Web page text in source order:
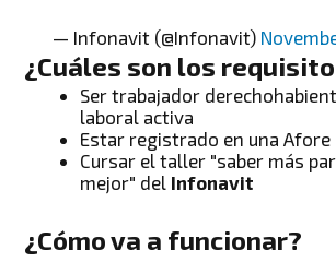
— Infonavit (@Infonavit)
¿Cuáles son los
Ser trabajador
laboral activa
Estar registrado en una Afore
Cursar el taller "saber más
mejor" del Infonavit
¿Cómo va a funcionar?